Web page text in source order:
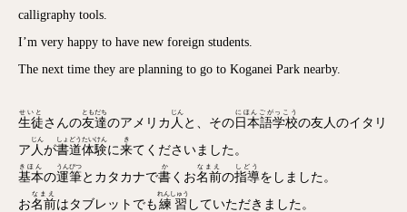
calligraphy tools.
I’m very happy to have new foreign students.
The next time they are planning to go to Koganei Park nearby.
生徒
せいと
さんの友達
ともだち
のアメリカ 人
じん
と、その 日本語学校
にほんごがっこう
の友人のイタリ
ア 人
じん
が書道体験
しょどうたいけん
に来
き
てくださいました。
基本
きほん
の運筆
うんぴつ
とカタカナで書
か
くお名前
なまえ
の指導
しどう
をしました。
お名前
なまえ
はタブレットでも 練習
れんしゅう
していただきました。